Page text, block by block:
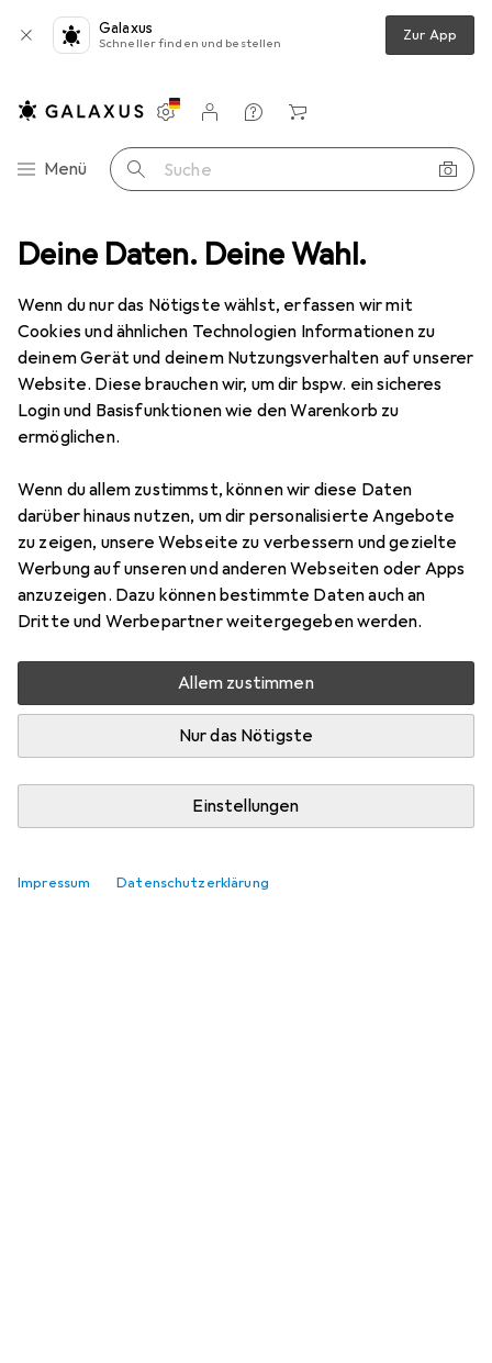
Deine Daten. Deine Wahl.
Wenn du nur das Nötigste wählst, erfassen wir mit
Cookies und ähnlichen Technologien Informationen zu
deinem Gerät und deinem Nutzungsverhalten auf unserer
Website. Diese brauchen wir, um dir bspw. ein sicheres
Login und Basisfunktionen wie den Warenkorb zu
ermöglichen.
Wenn du allem zustimmst, können wir diese Daten
darüber hinaus nutzen, um dir personalisierte Angebote
zu zeigen, unsere Webseite zu verbessern und gezielte
Werbung auf unseren und anderen Webseiten oder Apps
anzuzeigen. Dazu können bestimmte Daten auch an
Dritte und Werbepartner weitergegeben werden.
Allem zustimmen
Nur das Nötigste
Einstellungen
Impressum Datenschutzerklärung
Galaxus
Schneller finden und bestellen Zur App
Navigation nach Kategorien
Menü Suche
Einstellungen
Kundenkonto
Vergleichslisten
Merklisten
Warenkorb